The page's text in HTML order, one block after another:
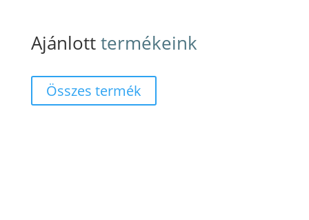
Ajánlotttermékeink
Összes termék